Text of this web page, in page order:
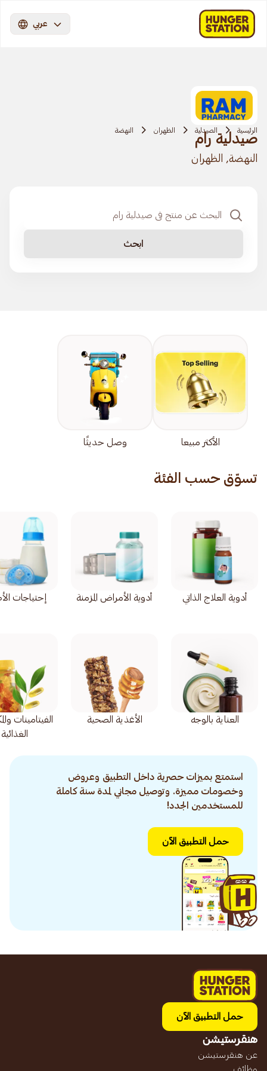
عربي
الرئيسية الصيدلية الظهران النهضة
صيدلية رام
النهضة, الظهران
ابحث
الأكثر مبيعا وصل حديثًا
تسوّق حسب الفئة
أدوية العلاج الذاتي أدوية الأمراض المزمنة إحتياجات
العناية بالوجه الأغذية الصحية
الفيتامينات
الغذائية
استمتع بميزات حصرية داخل التطبيق وعروض
وخصومات مميزة. وتوصيل مجاني لمدة سنة كاملة
للمستخدمين الجدد!
حمل التطبيق الآن
حمل التطبيق الآن
هنقرستيشن
عن هنقرستيشن